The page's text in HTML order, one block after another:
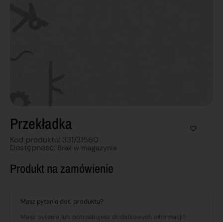
Przekładka
Kod produktu: 331/31560
Dostępnosć: Brak w magazynie
Produkt na zamówienie
Masz pytania dot. produktu?
Masz pytania lub potrzebujesz dodatkowych informacji?